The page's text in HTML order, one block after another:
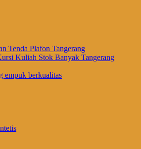
Tenda Plafon Tangerang
Kuliah Stok Banyak Tangerang
empuk berkualitas